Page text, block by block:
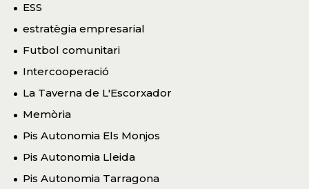
ESS
estratègia empresarial
Futbol comunitari
Intercooperació
La Taverna de L'Escorxador
Memòria
Pis Autonomia Els Monjos
Pis Autonomia Lleida
Pis Autonomia Tarragona